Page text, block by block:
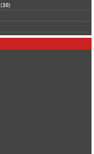
(10)